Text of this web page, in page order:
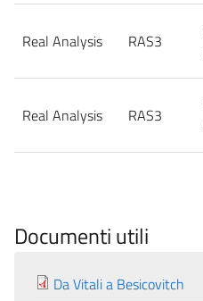
Real Analysis RAS3
Real Analysis RAS3
Documenti utili
Da Vitali a Besicovitch